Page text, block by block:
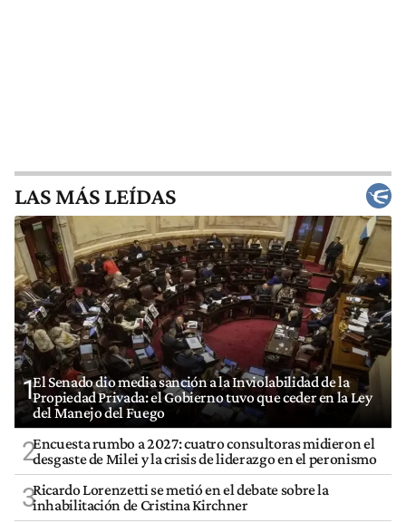
LAS MÁS LEÍDAS
1El Senado dio media sanción a la Inviolabilidad de la
Propiedad Privada: el Gobierno tuvo que ceder en la Ley
del Manejo del Fuego
2Encuesta rumbo a 2027: cuatro consultoras midieron el
desgaste de Milei y la crisis de liderazgo en el peronismo
3Ricardo Lorenzetti se metió en el debate sobre la
inhabilitación de Cristina Kirchner